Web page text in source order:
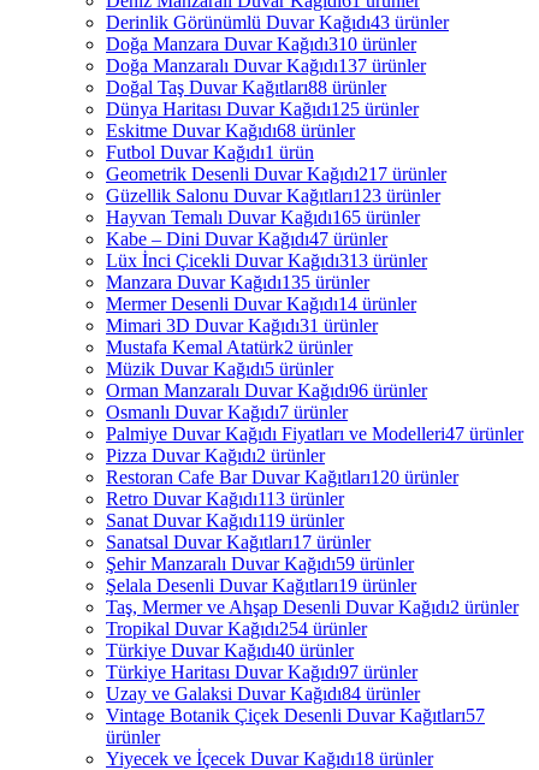
Derinlik Görünümlü Duvar Kağıdı43 ürünler
Doğa Manzara Duvar Kağıdı310 ürünler
Doğa Manzaralı Duvar Kağıdı137 ürünler
Doğal Taş Duvar Kağıtları88 ürünler
Dünya Haritası Duvar Kağıdı125 ürünler
Eskitme Duvar Kağıdı68 ürünler
Futbol Duvar Kağıdı1 ürün
Geometrik Desenli Duvar Kağıdı217 ürünler
Güzellik Salonu Duvar Kağıtları123 ürünler
Hayvan Temalı Duvar Kağıdı165 ürünler
Kabe – Dini Duvar Kağıdı47 ürünler
Lüx İnci Çicekli Duvar Kağıdı313 ürünler
Manzara Duvar Kağıdı135 ürünler
Mermer Desenli Duvar Kağıdı14 ürünler
Mimari 3D Duvar Kağıdı31 ürünler
Mustafa Kemal Atatürk2 ürünler
Müzik Duvar Kağıdı5 ürünler
Orman Manzaralı Duvar Kağıdı96 ürünler
Osmanlı Duvar Kağıdı7 ürünler
Palmiye Duvar Kağıdı Fiyatları ve Modelleri47 ürünler
Pizza Duvar Kağıdı2 ürünler
Restoran Cafe Bar Duvar Kağıtları120 ürünler
Retro Duvar Kağıdı113 ürünler
Sanat Duvar Kağıdı119 ürünler
Sanatsal Duvar Kağıtları17 ürünler
Şehir Manzaralı Duvar Kağıdı59 ürünler
Şelala Desenli Duvar Kağıtları19 ürünler
Taş, Mermer ve Ahşap Desenli Duvar Kağıdı2 ürünler
Tropikal Duvar Kağıdı254 ürünler
Türkiye Duvar Kağıdı40 ürünler
Türkiye Haritası Duvar Kağıdı97 ürünler
Uzay ve Galaksi Duvar Kağıdı84 ürünler
Vintage Botanik Çiçek Desenli Duvar Kağıtları57
ürünler
Yiyecek ve İçecek Duvar Kağıdı18 ürünler